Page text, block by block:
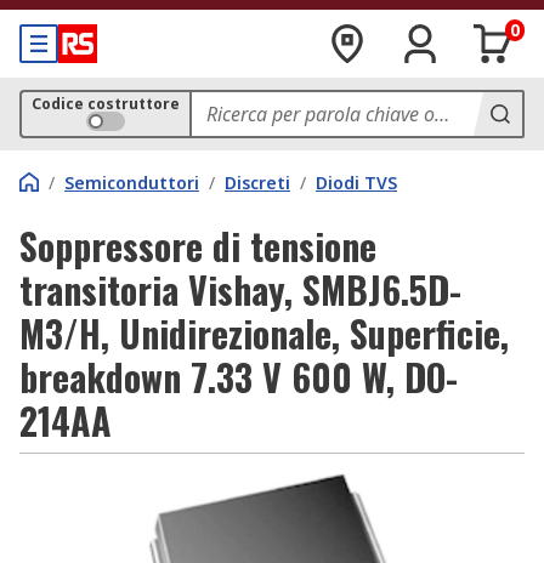
0
Codice costruttore
/ Semiconduttori / Discreti / Diodi TVS
Soppressore di tensione
transitoria Vishay, SMBJ6.5D-
M3/H, Unidirezionale, Superficie,
breakdown 7.33 V 600 W, DO-
214AA